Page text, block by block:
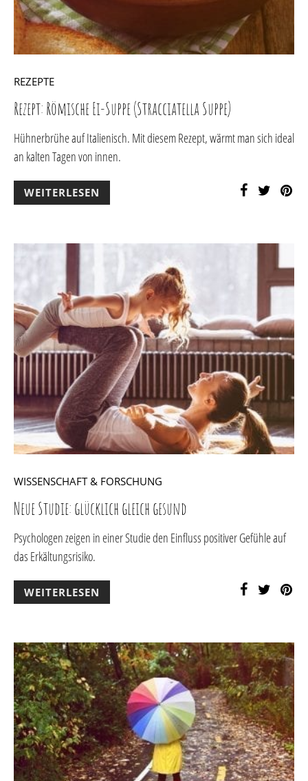
REZEPTE
Rezept: Römische Ei-Suppe (Stracciatella Suppe)
Hühnerbrühe auf Italienisch. Mit diesem Rezept, wärmt man sich ideal
an kalten Tagen von innen.
WEITERLESEN
WISSENSCHAFT & FORSCHUNG
Neue Studie: glücklich gleich gesund
Psychologen zeigen in einer Studie den Einfluss positiver Gefühle auf
das Erkältungsrisiko.
WEITERLESEN